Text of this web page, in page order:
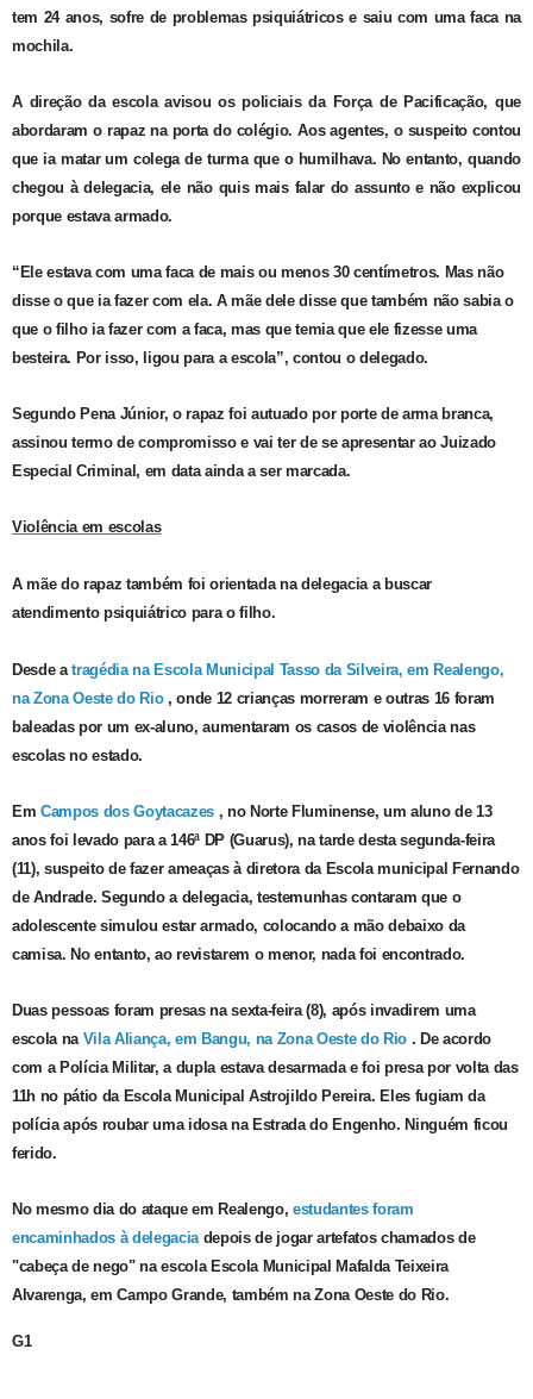
tem 24 anos, sofre de problemas psiquiátricos e saiu com uma faca na
mochila.
A direção da escola avisou os policiais da Força de Pacificação, que
abordaram o rapaz na porta do colégio. Aos agentes, o suspeito contou
que ia matar um colega de turma que o humilhava. No entanto, quando
chegou à delegacia, ele não quis mais falar do assunto e não explicou
porque estava armado.
“Ele estava com uma faca de mais ou menos 30 centímetros. Mas não
disse o que ia fazer com ela. A mãe dele disse que também não sabia o
que o filho ia fazer com a faca, mas que temia que ele fizesse uma
besteira. Por isso, ligou para a escola”, contou o delegado.
Segundo Pena Júnior, o rapaz foi autuado por porte de arma branca,
assinou termo de compromisso e vai ter de se apresentar ao Juizado
Especial Criminal, em data ainda a ser marcada.
Violência em escolas
A mãe do rapaz também foi orientada na delegacia a buscar
atendimento psiquiátrico para o filho.
Desde a tragédia na Escola Municipal Tasso da Silveira, em Realengo,
na Zona Oeste do Rio , onde 12 crianças morreram e outras 16 foram
baleadas por um ex-aluno, aumentaram os casos de violência nas
escolas no estado.
Em Campos dos Goytacazes , no Norte Fluminense, um aluno de 13
anos foi levado para a 146ª DP (Guarus), na tarde desta segunda-feira
(11), suspeito de fazer ameaças à diretora da Escola municipal Fernando
de Andrade. Segundo a delegacia, testemunhas contaram que o
adolescente simulou estar armado, colocando a mão debaixo da
camisa. No entanto, ao revistarem o menor, nada foi encontrado.
Duas pessoas foram presas na sexta-feira (8), após invadirem uma
escola na Vila Aliança, em Bangu, na Zona Oeste do Rio . De acordo
com a Polícia Militar, a dupla estava desarmada e foi presa por volta das
11h no pátio da Escola Municipal Astrojildo Pereira. Eles fugiam da
polícia após roubar uma idosa na Estrada do Engenho. Ninguém ficou
ferido.
No mesmo dia do ataque em Realengo, estudantes foram
encaminhados à delegacia depois de jogar artefatos chamados de
"cabeça de nego" na escola Escola Municipal Mafalda Teixeira
Alvarenga, em Campo Grande, também na Zona Oeste do Rio.
G1